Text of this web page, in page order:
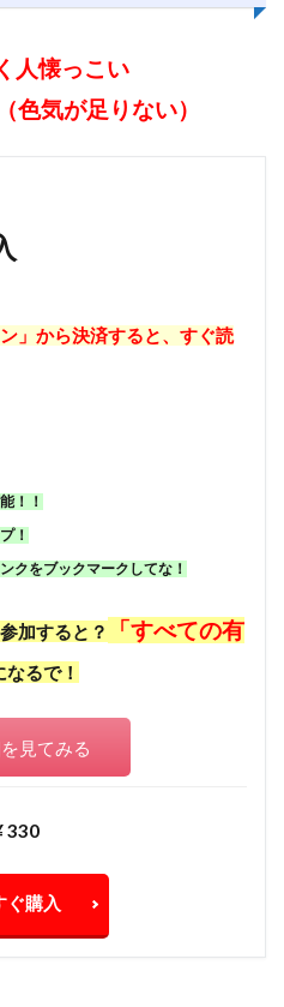
人懐っこい
気が足りない）
」から決済すると、すぐ読
！！
！
クをブックマークしてな！
加すると？
「すべての有
なるで！
見てみる
330
ぐ購入